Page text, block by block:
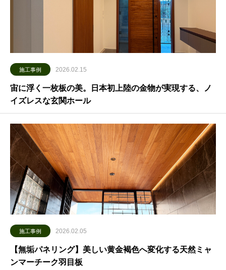
施工事例 2026.02.15
宙に浮く一枚板の美。日本初上陸の金物が実現する、ノ
イズレスな玄関ホール
施工事例 2026.02.05
【無垢パネリング】美しい黄金褐色へ変化する天然ミャ
ンマーチーク羽目板